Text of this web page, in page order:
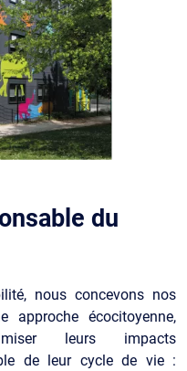
du
nous concevons nos
approche écocitoyenne,
leurs impacts
de leur cycle de vie :